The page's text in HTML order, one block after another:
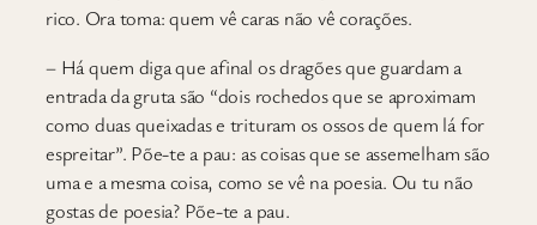
rico. Ora toma: quem vê caras não vê corações.
– Há quem diga que afinal os dragões que guardam a
entrada da gruta são “dois rochedos que se aproximam
como duas queixadas e trituram os ossos de quem lá for
espreitar”. Põe-te a pau: as coisas que se assemelham são
uma e a mesma coisa, como se vê na poesia. Ou tu não
gostas de poesia? Põe-te a pau.